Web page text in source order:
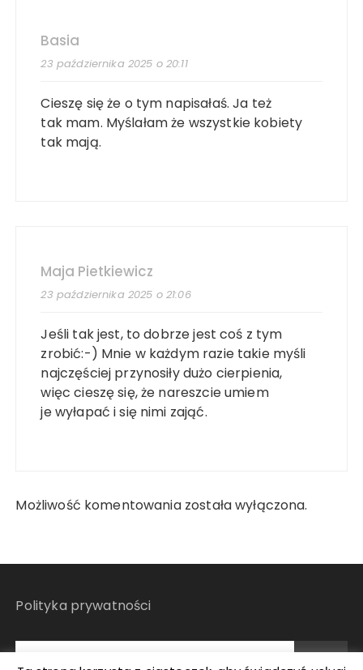
Basia
23 października 2025 o 20:11
Cieszę się że o tym napisałaś. Ja też
tak mam. Myślałam że wszystkie kobiety
tak mają.
Maja Pietkiewicz
23 października 2025 o 21:06
Jeśli tak jest, to dobrze jest coś z tym
zrobić:-) Mnie w każdym razie takie myśli
najczęściej przynosiły dużo cierpienia,
więc cieszę się, że nareszcie umiem
je wyłapać i się nimi zająć.
Możliwość komentowania została wyłączona.
Polityka prywatności